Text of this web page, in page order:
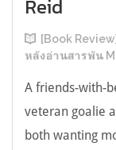
Reid
[Book
หลังอ่านสารพัน
A friends-with-
veteran goalie
both wanting